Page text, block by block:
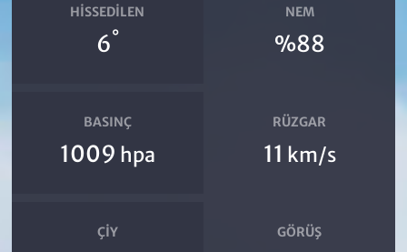
HISSEDILEN
6°
NEM
%88
BASINÇ
1009 hpa
RÜZGAR
11 km/s
ÇIY GÖRÜŞ